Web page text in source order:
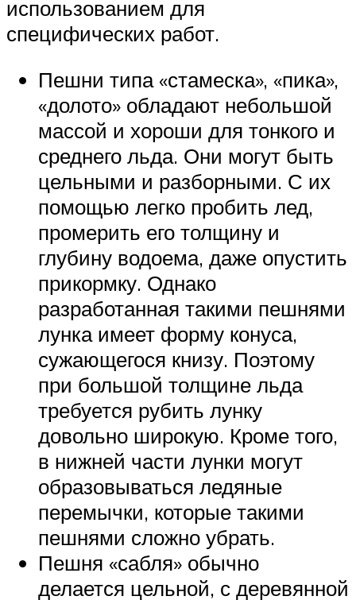
использованием для
специфических работ.
Пешни типа «стамеска», «пика»,
«долото» обладают небольшой
массой и хороши для тонкого и
среднего льда. Они могут быть
цельными и разборными. С их
помощью легко пробить лед,
промерить его толщину и
глубину водоема, даже опустить
прикормку. Однако
разработанная такими пешнями
лунка имеет форму конуса,
сужающегося книзу. Поэтому
при большой толщине льда
требуется рубить лунку
довольно широкую. Кроме того,
в нижней части лунки могут
образовываться ледяные
перемычки, которые такими
пешнями сложно убрать.
Пешня «сабля» обычно
делается цельной, с деревянной